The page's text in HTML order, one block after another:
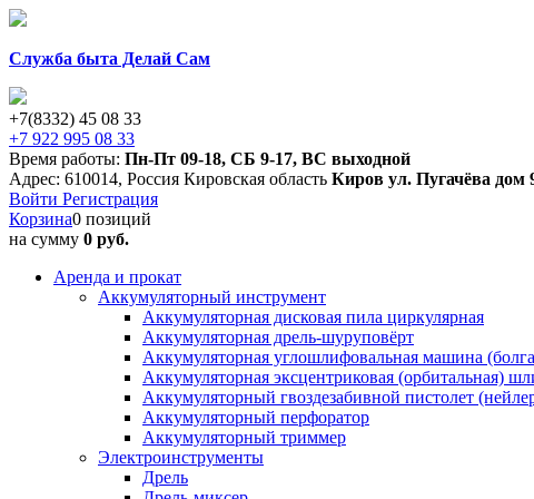
Служба быта Делай Сам
+7(8332) 45 08 33
+7 922 995 08 33
Время работы: Пн-Пт 09-18, СБ 9-17, ВС выходной
Адрес: 610014, Россия Кировская область Киров ул. Пугачёва дом
Войти Регистрация
Корзина0 позиций
на сумму 0 руб.
Аренда и прокат
Аккумуляторный инструмент
Аккумуляторная дисковая пила циркулярная
Аккумуляторная дрель-шуруповёрт
Аккумуляторная углошлифовальная машина
Аккумуляторная эксцентриковая (орбитальная)
Аккумуляторный гвоздезабивной пистолет
Аккумуляторный перфоратор
Аккумуляторный триммер
Электроинструменты
Дрель